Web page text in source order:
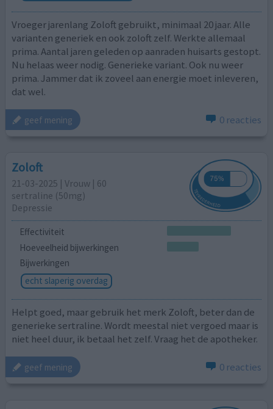
Vroeger jarenlang Zoloft gebruikt, minimaal 20 jaar. Alle
varianten generiek en ook zoloft zelf. Werkte allemaal
prima. Aantal jaren geleden op aanraden huisarts gestopt.
Nu helaas weer nodig. Generieke variant. Ook nu weer
prima. Jammer dat ik zoveel aan energie moet inleveren,
dat wel.
geef mening 0 reacties
Zoloft
21-03-2025 | Vrouw | 60
sertraline (50mg)
Depressie
Effectiviteit
Hoeveelheid bijwerkingen
Bijwerkingen
echt slaperig overdag
Helpt goed, maar gebruik het merk Zoloft, beter dan de
generieke sertraline. Wordt meestal niet vergoed maar is
niet heel duur, ik betaal het zelf. Vraag het de apotheker.
geef mening 0 reacties